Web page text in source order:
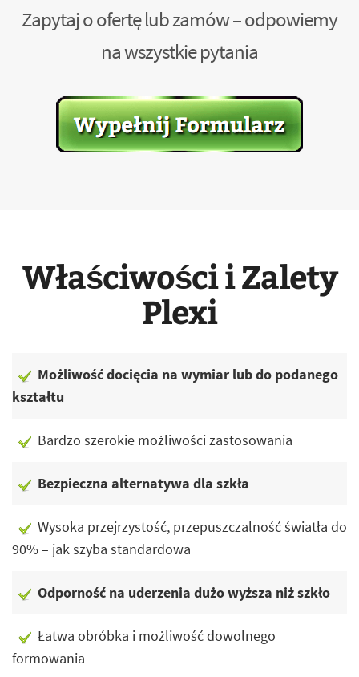
Zapytaj o ofertę lub zamów – odpowiemy
na wszystkie pytania
Właściwości i Zalety
Plexi
Możliwość docięcia na wymiar lub do podanego
kształtu
Bardzo szerokie możliwości zastosowania
Bezpieczna alternatywa dla szkła
Wysoka przejrzystość, przepuszczalność światła do
90% – jak szyba standardowa
Odporność na uderzenia dużo wyższa niż szkło
Łatwa obróbka i możliwość dowolnego
formowania